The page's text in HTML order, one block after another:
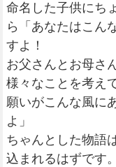
命名した子供にち
ら「あなたはこん
すよ！
お父さんとお母さ
様々なことを考え
願いがこんな風に
よ」
ちゃんとした物語
込まれるはずです。